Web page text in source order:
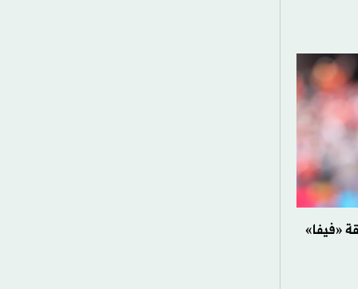
«فيفا»